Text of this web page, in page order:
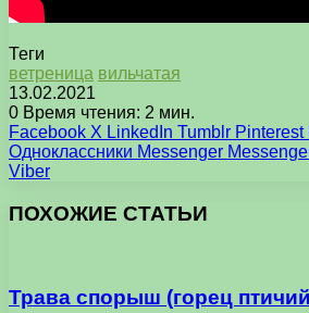
Теги
ветреница вильчатая
13.02.2021
0 Время чтения: 2 мин.
Facebook X LinkedIn Tumblr Pinterest
Одноклассники Messenger
Viber
ПОХОЖИЕ СТАТЬИ
Трава спорыш (горец